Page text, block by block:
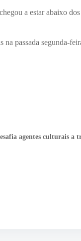
a estar abaixo
passada segunda-
agentes culturais a